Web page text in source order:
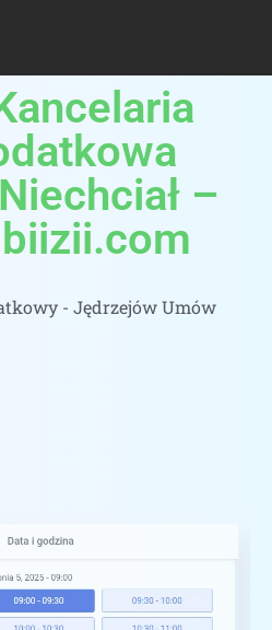
–
- Jędrzejów Umów